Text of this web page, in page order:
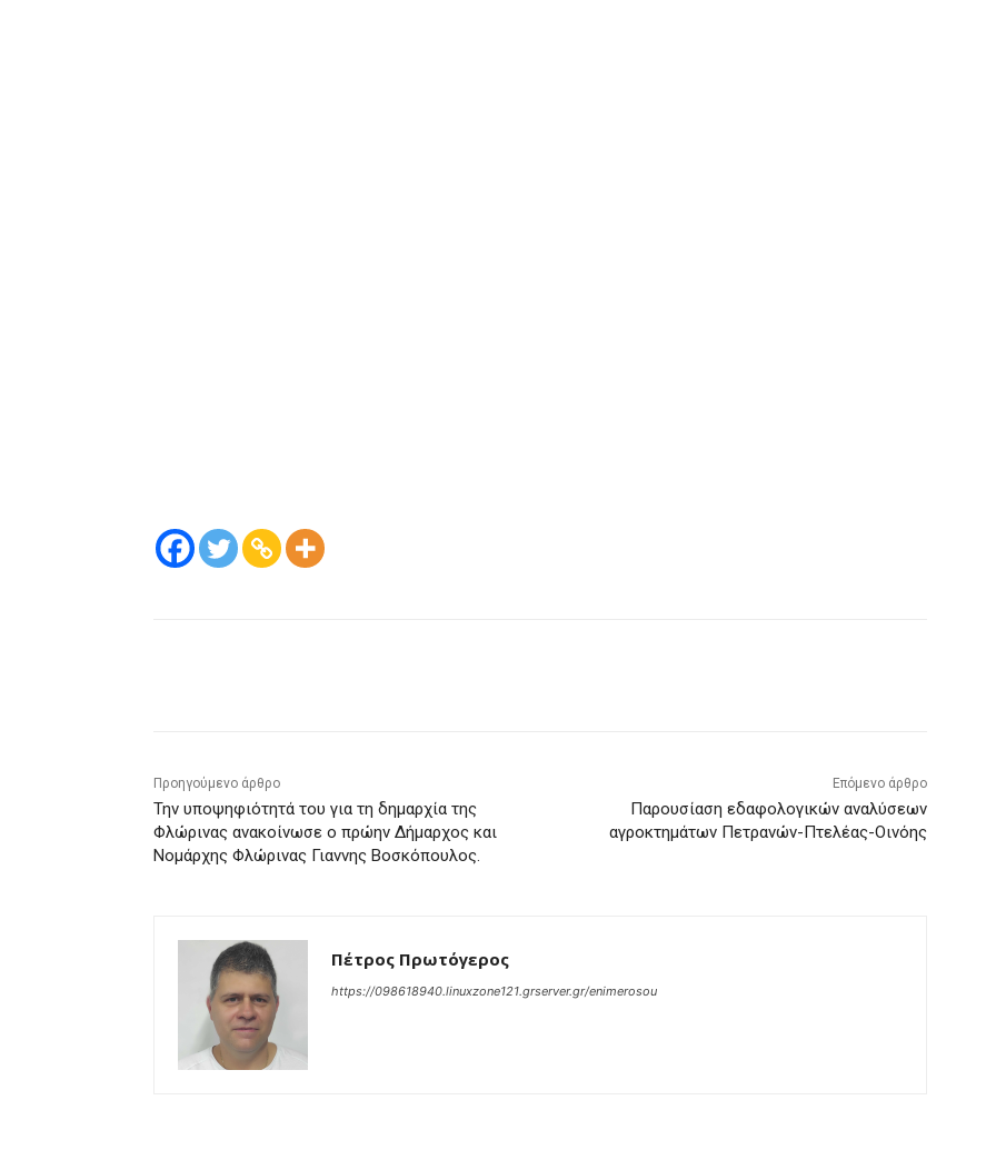
Προηγούμενο άρθρο
Την υποψηφιότητά του για τη δημαρχία της
Φλώρινας ανακοίνωσε ο πρώην Δήμαρχος και
Νομάρχης Φλώρινας Γιαννης Βοσκόπουλος.
Επόμενο άρθρο
Παρουσίαση εδαφολογικών αναλύσεων
αγροκτημάτων Πετρανών-Πτελέας-Οινόης
Πέτρος Πρωτόγερος
https://098618940.linuxzone121.grserver.gr/enimerosou